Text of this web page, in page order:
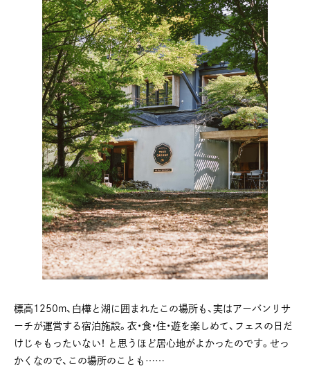
標高1250m、白樺と湖に囲まれたこの場所も、実はアーバンリサ
ーチが運営する宿泊施設。衣・食・住・遊を楽しめて、フェスの日だ
けじゃもったいない！ と思うほど居心地がよかったのです。せっ
かくなので、この場所のことも……